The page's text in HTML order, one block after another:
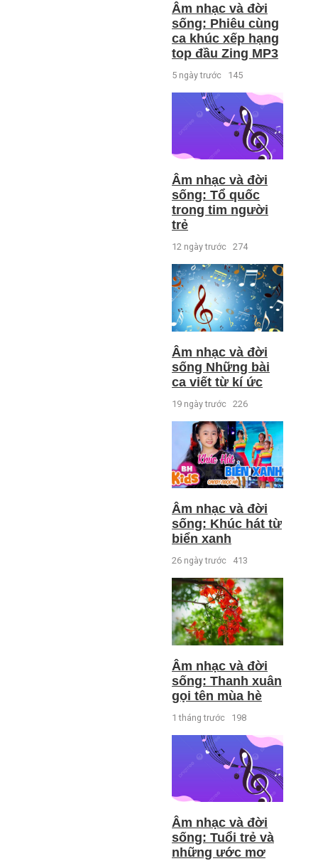
Âm nhạc và đời
sống: Phiêu cùng
ca khúc xếp hạng
top đầu Zing MP3
5 ngày trước 145
Âm nhạc và đời
sống: Tổ quốc
trong tim người
trẻ
12 ngày trước 274
Âm nhạc và đời
sống Những bài
ca viết từ kí ức
19 ngày trước 226
Âm nhạc và đời
sống: Khúc hát từ
biển xanh
26 ngày trước 413
Âm nhạc và đời
sống: Thanh xuân
gọi tên mùa hè
1 tháng trước 198
Âm nhạc và đời
sống: Tuổi trẻ và
những ước mơ